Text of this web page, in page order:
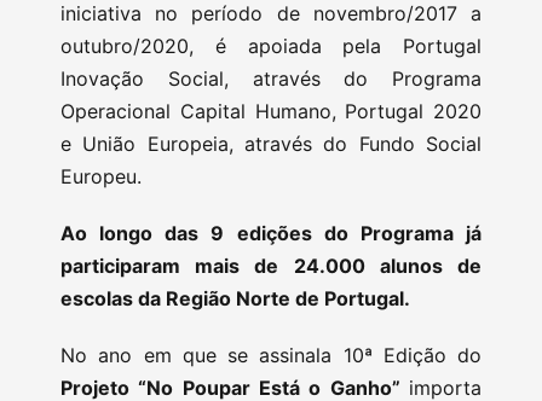
iniciativa no período de novembro/2017 a
outubro/2020, é apoiada pela Portugal
Inovação Social, através do Programa
Operacional Capital Humano, Portugal 2020
e União Europeia, através do Fundo Social
Europeu.
Ao longo das 9 edições do Programa já
participaram mais de 24.000 alunos de
escolas da Região Norte de Portugal.
No ano em que se assinala 10ª Edição do
Projeto “No Poupar Está o Ganho” importa